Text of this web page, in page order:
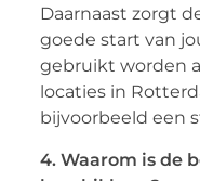
Daarnaast zorgt
goede start van
gebruikt worden
locaties in
bijvoorbeeld een
4. Waarom is de